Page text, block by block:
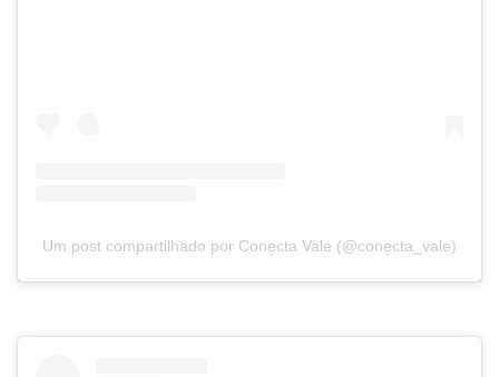
Um post compartilhado por Conecta Vale (@conecta_vale)